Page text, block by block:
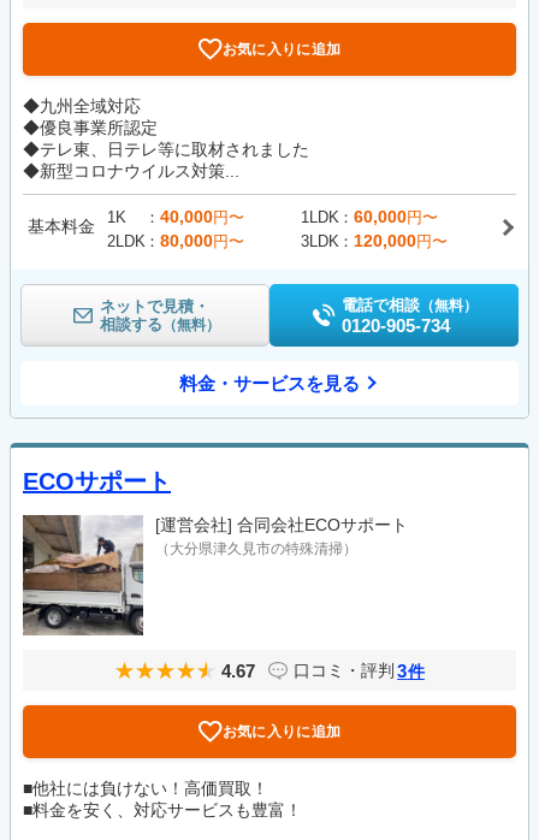
お気に入りに追加
◆九州全域対応
◆優良事業所認定
◆テレ東、日テレ等に取材されました
◆新型コロナウイルス対策...
基本料金 1K 40,000円〜 1LDK 60,000円〜
2LDK
80,000円〜 3LDK 120,000円〜
ネットで見積・
相談する （無料）
電話で相談 （無料）
0120-905-734
料金・サービスを見る
ECOサポート
[運営会社] 合同会社ECOサポート
（大分県津久見市の特殊清掃）
4.67 口コミ・評判 3件
お気に入りに追加
■他社には負けない！高価買取！
■料金を安く、対応サービスも豊富！